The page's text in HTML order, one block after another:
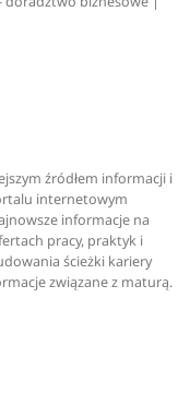
źródłem informacji i
internetowym
informacje na
pracy, praktyk i
ścieżki kariery
związane z maturą.